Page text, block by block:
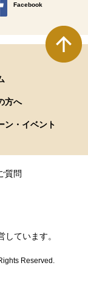
Facebook
別のウィンドウで開きます
方へ
ン・イベント
質問
ドウで開きます。
しています。
Reserved.